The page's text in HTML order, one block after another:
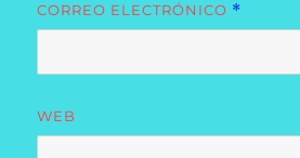
CORREO ELECTRÓNICO *
WEB